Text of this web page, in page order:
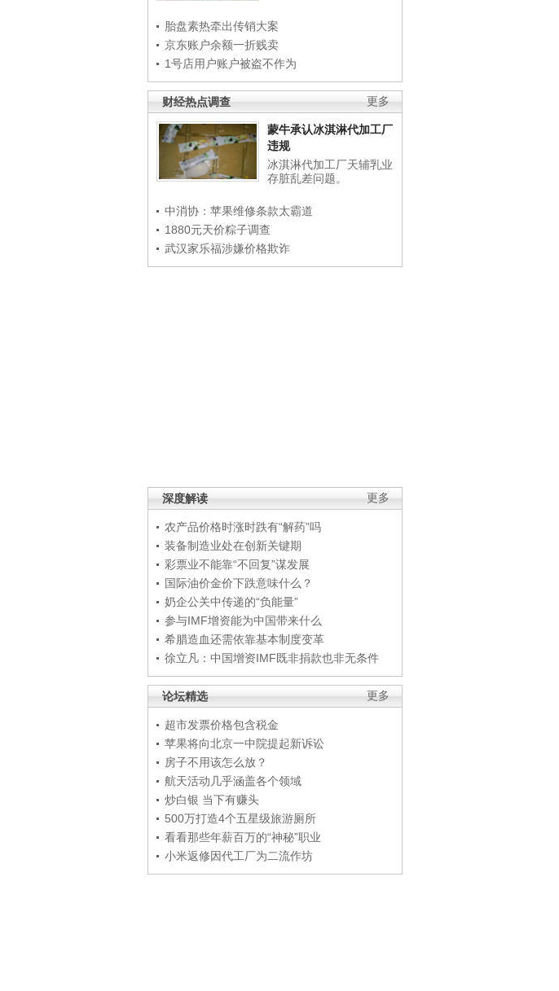
胎盘素热牵出传销大案
京东账户余额一折贱卖
1号店用户账户被盗不作为
更多
财经热点调查
蒙牛承认冰淇淋代加工厂
违规
冰淇淋代加工厂天辅乳业
存脏乱差问题。
中消协：苹果维修条款太霸道
1880元天价粽子调查
武汉家乐福涉嫌价格欺诈
更多
深度解读
农产品价格时涨时跌有“解药”吗
装备制造业处在创新关键期
彩票业不能靠“不回复”谋发展
国际油价金价下跌意味什么？
奶企公关中传递的“负能量”
参与IMF增资能为中国带来什么
希腊造血还需依靠基本制度变革
徐立凡：中国增资IMF既非捐款也非无条件
更多
论坛精选
超市发票价格包含税金
苹果将向北京一中院提起新诉讼
房子不用该怎么放？
航天活动几乎涵盖各个领域
炒白银 当下有赚头
500万打造4个五星级旅游厕所
看看那些年薪百万的“神秘”职业
小米返修因代工厂为二流作坊